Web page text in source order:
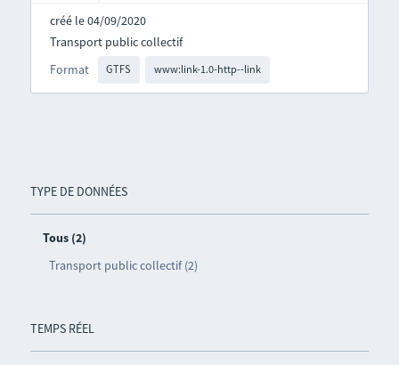
TYPE DE DONNÉES
Tous (2)
Transport public collectif (2)
TEMPS RÉEL
créé le 04/09/2020
Format GTFS www:link-1.0-http--link
Transport public collectif